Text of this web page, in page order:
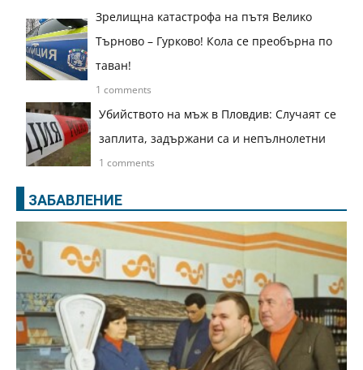
Зрелищна катастрофа на пътя Велико
Търново – Гурково! Кола се преобърна по
таван!
1 comments
Убийството на мъж в Пловдив: Случаят се
заплита, задържани са и непълнолетни
1 comments
ЗАБАВЛЕНИЕ